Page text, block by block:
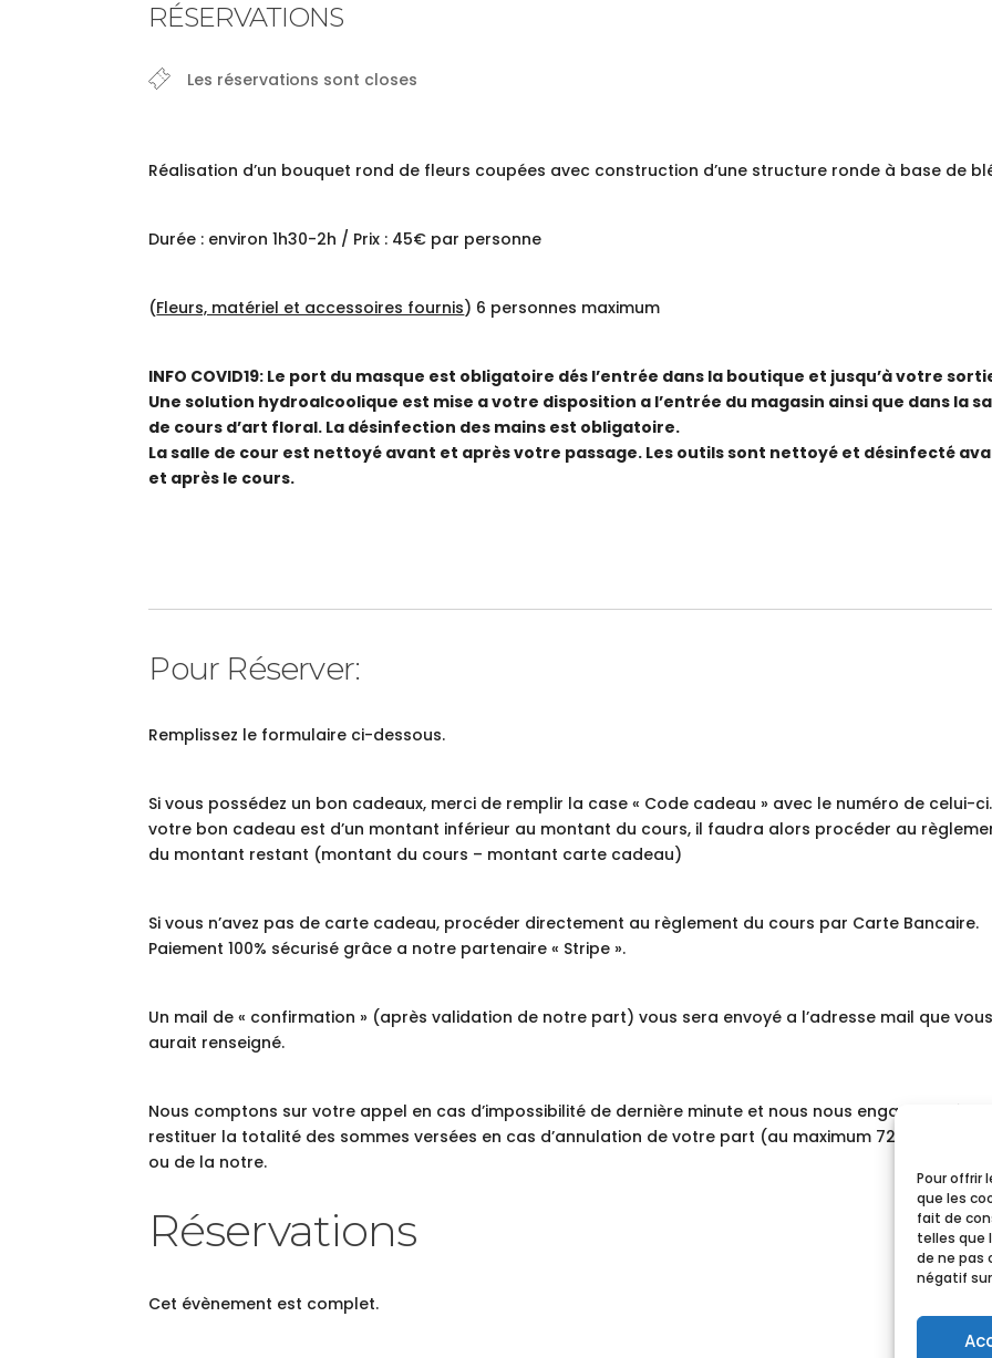
Pour offrir
que les
fait de
telles que
de ne pas
négatif
RÉSERVATIONS
Les réservations sont closes
Réalisation d’un bouquet rond de fleurs coupées avec construction d’une structure ronde à base de
Durée : environ 1h30-2h / Prix : 45€ par personne
(Fleurs, matériel et accessoires fournis) 6 personnes maximum
INFO COVID19: Le port du masque est obligatoire dés l’entrée dans la boutique et jusqu’à votre
Une solution hydroalcoolique est mise a votre disposition a l’entrée du magasin ainsi que dans la
de cours d’art floral. La désinfection des mains est obligatoire.
La salle de cour est nettoyé avant et après votre passage. Les outils sont nettoyé et désinfecté
et après le cours.
Pour Réserver:
Remplissez le formulaire ci-dessous.
Si vous possédez un bon cadeaux, merci de remplir la case « Code cadeau » avec le numéro de celui-ci.
votre bon cadeau est d’un montant inférieur au montant du cours, il faudra alors procéder au
du montant restant (montant du cours – montant carte cadeau)
Si vous n’avez pas de carte cadeau, procéder directement au règlement du cours par Carte Bancaire.
Paiement 100% sécurisé grâce a notre partenaire « Stripe ».
Un mail de « confirmation » (après validation de notre part) vous sera envoyé a l’adresse mail que vous
aurait renseigné.
Nous comptons sur votre appel en cas d’impossibilité de dernière minute et nous nous engageons à
restituer la totalité des sommes versées en cas d’annulation de votre part (au maximum 72 heures
ou de la notre.
Réservations
Cet évènement est complet.